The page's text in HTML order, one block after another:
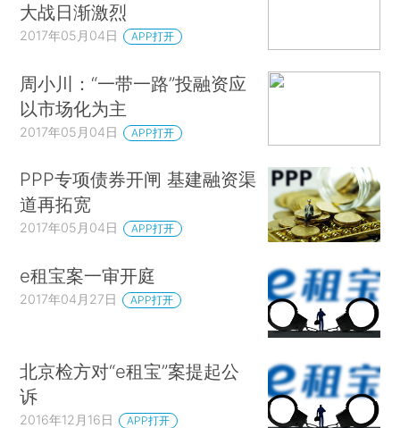
大战日渐激烈
2017年05月04日 APP打开
周小川：“一带一路”投融资应
以市场化为主
2017年05月04日 APP打开
PPP专项债券开闸 基建融资渠
道再拓宽
2017年05月04日 APP打开
e租宝案一审开庭
2017年04月27日 APP打开
北京检方对“e租宝”案提起公
诉
2016年12月16日 APP打开